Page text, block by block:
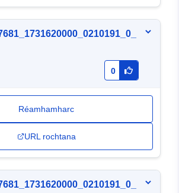
0
Réamhamharc
URL rochtana